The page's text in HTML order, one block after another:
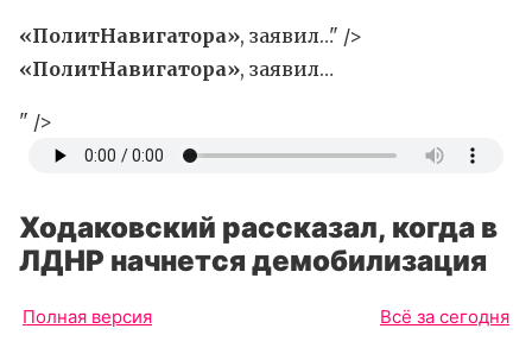
«ПолитНавигатора», заявил…" />
«ПолитНавигатора», заявил…
" />
Ходаковский рассказал, когда в
ЛДНР начнется демобилизация
Полная версия Всё за сегодня